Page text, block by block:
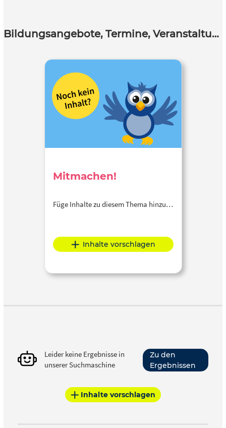
Bildungsangebote, Termine, Veranstaltungen
Mitmachen!
Füge Inhalte zu diesem Thema hinzu…
Inhalte vorschlagen
Leider keine Ergebnisse in
unserer Suchmaschine
Zu den
Ergebnissen
Inhalte vorschlagen